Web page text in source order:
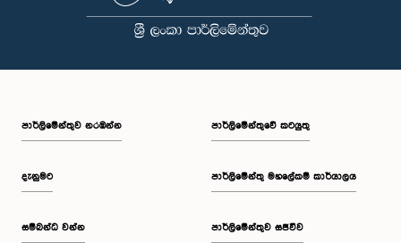
ප.ව. 1:34 - ප.ව. 1:55
පාර්ලි‌මේන්තුව නරඹන්න
දැනුමට
සම්බන්ධ වන්න
පාර්ලිමේන්තුවේ කටයුතු
පාර්ලිමේන්තු මහලේකම් කාර්යාලය
පාර්ලිමේන්තුව සජීවීව